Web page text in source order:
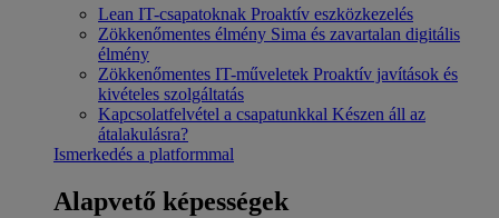
Lean IT-csapatoknak Proaktív eszközkezelés
Zökkenőmentes élmény Sima és zavartalan digitális
élmény
Zökkenőmentes IT-műveletek Proaktív javítások és
kivételes szolgáltatás
Kapcsolatfelvétel a csapatunkkal Készen áll az
átalakulásra?
Ismerkedés a platformmal
Alapvető képességek